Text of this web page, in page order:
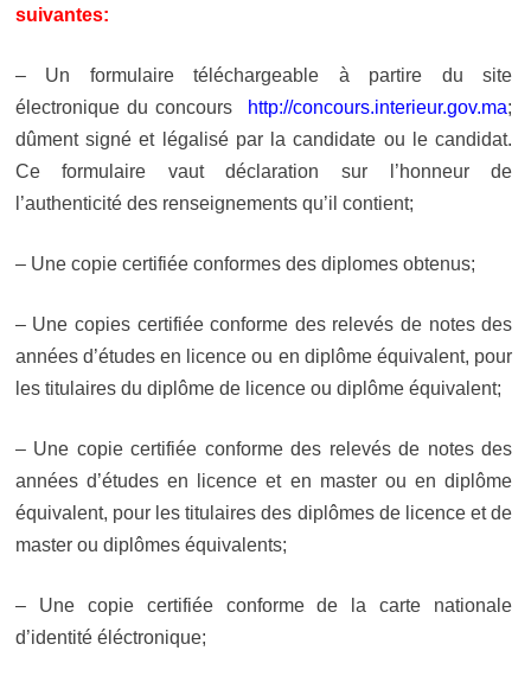
suivantes:
– Un formulairetéléchargeable à partire du site
électronique du concours
http://concours.interieur.gov.ma;
dûment signé et légalisé par la candidate ou le candidat.
Ce formulaire vaut déclaration sur l’honneur de
l’authenticité des renseignements qu’il contient;
– Une copie certifiée conformes des diplomes obtenus;
– Une copies certifiée conforme des relevés de notes des
années d’études en licence ou en diplôme équivalent, pour
les titulaires du diplôme de licence ou diplôme équivalent;
– Une copie certifiée conforme des relevés de notes des
années d’études en licence et en master ou en diplôme
équivalent, pour les titulaires des diplômes de licence et de
master ou diplômes équivalents;
– Une copie certifiée conformede la carte nationale
d’identité éléctronique;